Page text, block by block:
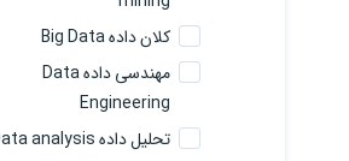
کلان داده Big Data
مهندسی داده Data
Engineering
تحلیل داده Data analysis